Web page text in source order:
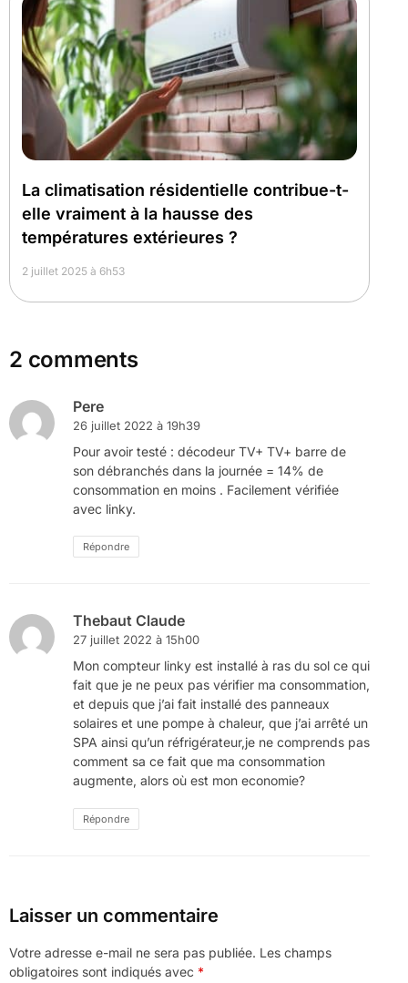
La climatisation résidentielle contribue-t-
elle vraiment à la hausse des
températures extérieures ?
2 juillet 2025 à 6h53
2 comments
Pere
26 juillet 2022 à 19h39
Pour avoir testé : décodeur TV+ TV+ barre de
son débranchés dans la journée = 14% de
consommation en moins . Facilement vérifiée
avec linky.
Répondre
Thebaut Claude
27 juillet 2022 à 15h00
Mon compteur linky est installé à ras du sol ce qui
fait que je ne peux pas vérifier ma consommation,
et depuis que j’ai fait installé des panneaux
solaires et une pompe à chaleur, que j’ai arrêté un
SPA ainsi qu’un réfrigérateur,je ne comprends pas
comment sa ce fait que ma consommation
augmente, alors où est mon economie?
Répondre
Laisser un commentaire
Votre adresse e-mail ne sera pas publiée. Les champs
obligatoires sont indiqués avec *